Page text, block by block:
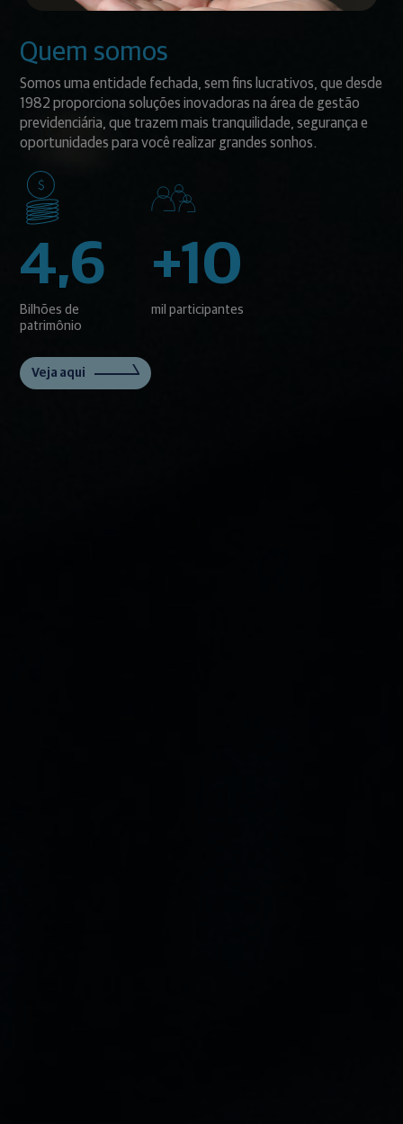
Quem somos
Somos uma entidade fechada, sem fins lucrativos, que desde
1982 proporciona soluções inovadoras na área de gestão
previdenciária, que trazem mais tranquilidade, segurança e
oportunidades para você realizar grandes sonhos.
4,6
Bilhões de
patrimônio
+10
mil participantes
Veja aqui